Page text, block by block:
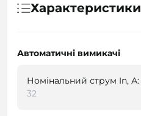
Характеристики
Автоматичні вимикачі
Номінальний струм In, А:
32